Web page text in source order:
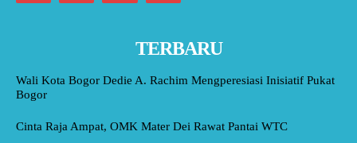
TERBARU
Wali Kota Bogor Dedie A. Rachim Mengperesiasi Inisiatif Pukat
Bogor
Cinta Raja Ampat, OMK Mater Dei Rawat Pantai WTC